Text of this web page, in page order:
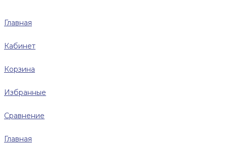
Главная
Кабинет
Корзина
Избранные
Сравнение
Главная